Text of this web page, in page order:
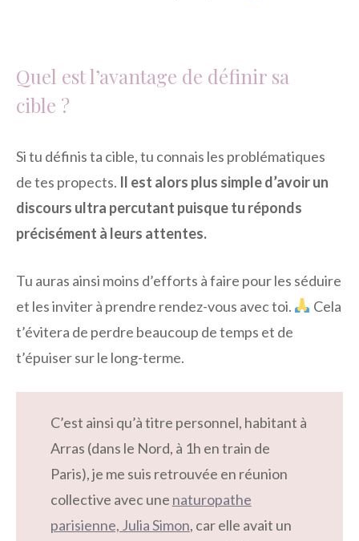
Quel est l’avantage de définir sa
cible ?
Si tu définis ta cible, tu connais les problématiques
de tes propects. Il est alors plus simple d’avoir un
discours ultra percutant puisque tu réponds
précisément à leurs attentes.
Tu auras ainsi moins d’efforts à faire pour les séduire
et les inviter à prendre rendez-vous avec toi.
Cela
t’évitera de perdre beaucoup de temps et de
t’épuiser sur le long-terme.
C’est ainsi qu’à titre personnel, habitant à
Arras (dans le Nord, à 1h en train de
Paris), je me suis retrouvée en réunion
collective avec une naturopathe
parisienne, Julia Simon, car elle avait un